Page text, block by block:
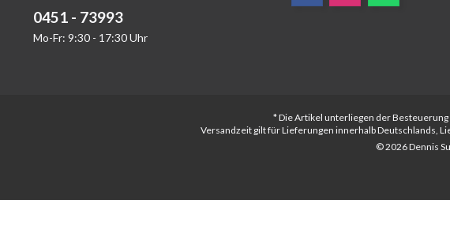
0451 - 73993
Mo-Fr: 9:30 - 17:30 Uhr
* Die Artikel unterliegen der Besteuerung
Versandzeit gilt für Lieferungen innerhalb Deutschlands,
© 2026 Dennis